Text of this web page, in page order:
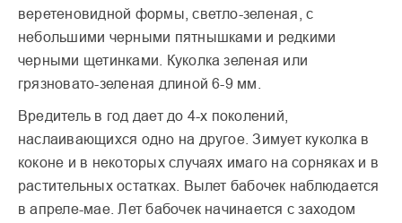
веретеновидной формы, светло-зеленая, с
небольшими черными пятнышками и редкими
черными щетинками. Куколка зеленая или
грязновато-зеленая длиной 6-9 мм.
Вредитель в год дает до 4-х поколений,
наслаивающихся одно на другое. Зимует куколка в
коконе и в некоторых случаях имаго на сорняках и в
растительных остатках. Вылет бабочек наблюдается
в апреле-мае. Лет бабочек начинается с заходом